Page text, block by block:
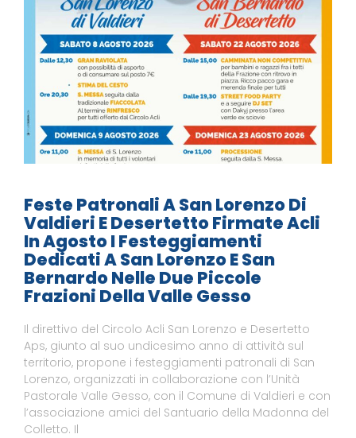
Feste Patronali A San Lorenzo Di
Valdieri E Desertetto Firmate Acli
In Agosto I Festeggiamenti
Dedicati A San Lorenzo E San
Bernardo Nelle Due Piccole
Frazioni Della Valle Gesso
Il direttivo del Circolo Acli San Lorenzo e Desertetto
Aps, giunto al suo undicesimo anno di attività sul
territorio, propone i festeggiamenti patronali di San
Lorenzo, organizzati in collaborazione con l’Unità
Pastorale Valle Gesso, con il Comune di Valdieri e con
l’associazione amici del Santuario della Madonna del
Colletto. Il